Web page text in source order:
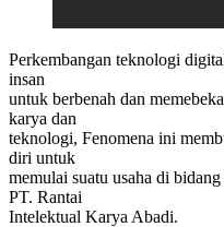
Perkembangan teknologi
insan
untuk berbenah dan
karya dan
teknologi, Fenomena ini
diri untuk
memulai suatu usaha di
PT. Rantai
Intelektual Karya Abadi.